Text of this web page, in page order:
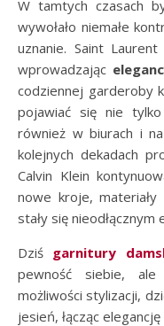
W tamtych czasach
wywołało niemałe
uznanie. Saint
wprowadzając
codziennej garderoby
pojawiać się nie
również w biurach i
kolejnych dekadach
Calvin Klein
nowe kroje,
stały się
Dziś garnitury
pewność siebie, ale
możliwości stylizacji,
jesień, łącząc